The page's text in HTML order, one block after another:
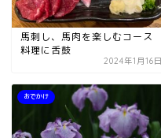
馬刺し、馬肉を楽しむコース
料理に舌鼓
2024年1月16日
おでかけ